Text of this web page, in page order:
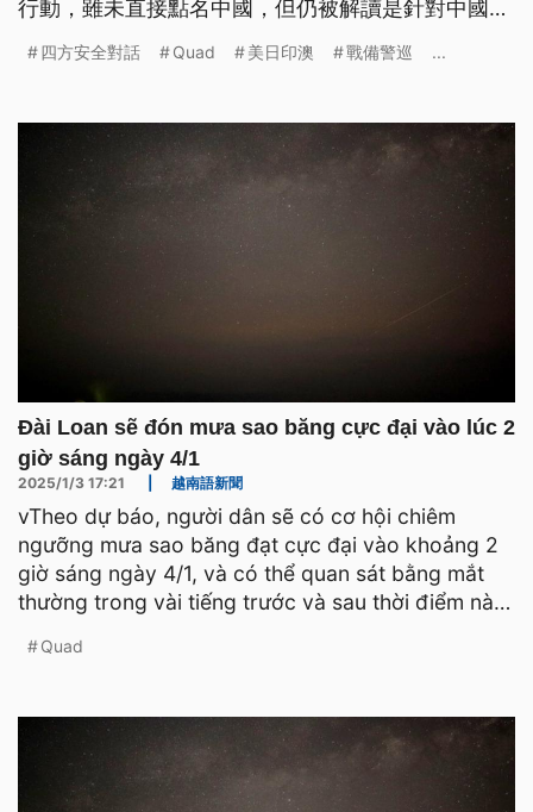
行動，雖未直接點名中國，但仍被解讀是針對中國而
巡，41機艦出海，還有無人機環台一周，對台進行侵
對抗中國挑戰，美中關係長期來看，還是走向負面競
四方安全對話 Quad 美日印澳 戰備警巡 ...
Đài Loan sẽ đón mưa sao băng cực đại vào lúc 2
giờ sáng ngày 4/1
2025/1/3 17:21 越南語新聞
vTheo dự báo, người dân sẽ có cơ hội chiêm
ngưỡng mưa sao băng đạt cực đại vào khoảng 2
giờ sáng ngày 4/1, và có thể quan sát bằng mắt
thường trong vài tiếng trước và sau thời điểm này.
Quad